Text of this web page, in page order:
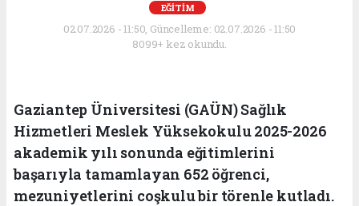
EĞİTİM
02.07.2026 - 11:50, Güncelleme: 02.07.2026 - 11:50
8099+ kez okundu.
Gaziantep Üniversitesi (GAÜN) Sağlık
Hizmetleri Meslek Yüksekokulu 2025-2026
akademik yılı sonunda eğitimlerini
başarıyla tamamlayan 652 öğrenci,
mezuniyetlerini coşkulu bir törenle kutladı.